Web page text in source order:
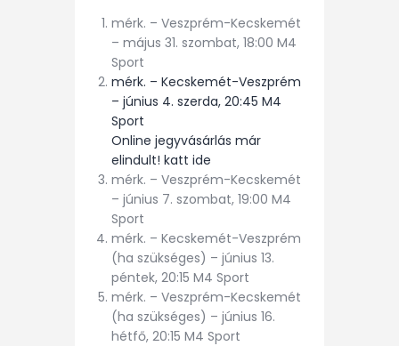
mérk. – Veszprém-Kecskemét
– május 31. szombat, 18:00 M4
Sport
mérk. – Kecskemét-Veszprém
– június 4. szerda, 20:45 M4
Sport
Online jegyvásárlás már
elindult! katt ide
mérk. – Veszprém-Kecskemét
– június 7. szombat, 19:00 M4
Sport
mérk. – Kecskemét-Veszprém
(ha szükséges) – június 13.
péntek, 20:15 M4 Sport
mérk. – Veszprém-Kecskemét
(ha szükséges) – június 16.
hétfő, 20:15 M4 Sport